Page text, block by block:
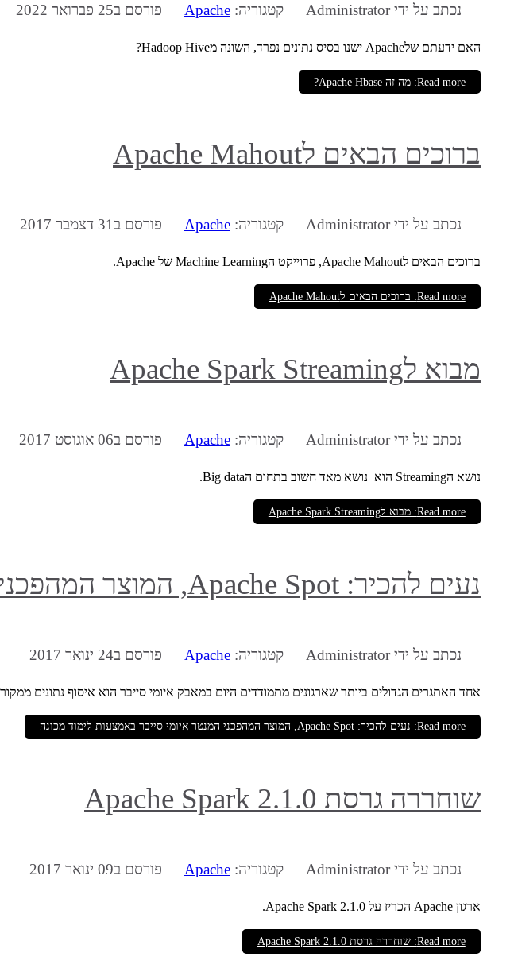
נכתב על ידיAdministrator קטגוריה: Apache פורסם ב25 פברואר 2022
האם ידעתם שלApache ישנו בסיס נתונים נפרד, השונה מHadoop Hive?
Read more: מה זה Apache Hbase?
ברוכים הבאים לApache Mahout
נכתב על ידיAdministrator קטגוריה: Apache פורסם ב31 דצמבר 2017
ברוכים הבאים לApache Mahout, פרוייקט הMachine Learning של Apache.
Read more: ברוכים הבאים לApache Mahout
מבוא לApache Spark Streaming
נכתב על ידיAdministrator קטגוריה: Apache פורסם ב06 אוגוסט 2017
נושא הStreaming הוא נושא מאד חשוב בתחום הBig data.
Read more: מבוא לApache Spark Streaming
נעים להכיר: Apache Spot, המוצר המהפכני המנטר איומי סייבר באמצעות לימוד מכונה
נכתב על ידיAdministrator קטגוריה: Apache פורסם ב24 ינואר 2017
אחד האתגרים הגדולים ביותר שארגונים מתמודדים היום במאבק איומי סייבר הוא איסוף נתונים
Read more: נעים להכיר: Apache Spot, המוצר המהפכני המנטר איומי סייבר באמצעות לימוד מכונה
שוחררה גרסת Apache Spark 2.1.0
נכתב על ידיAdministrator קטגוריה: Apache פורסם ב09 ינואר 2017
ארגון Apache הכריז על Apache Spark 2.1.0.
Read more: שוחררה גרסת Apache Spark 2.1.0